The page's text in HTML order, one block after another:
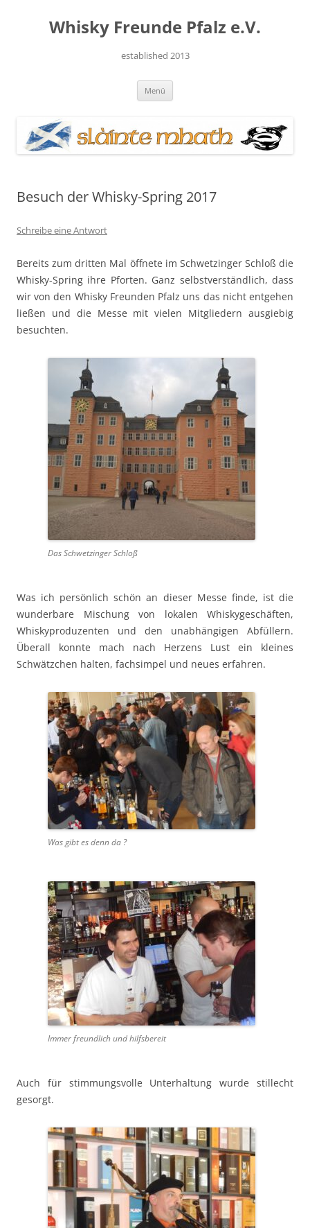
springenWhisky Freunde Pfalz e.V.
established 2013
Menü
Besuch der Whisky-Spring 2017
Schreibe eine Antwort
Bere­its zum drit­ten Mal öffnete im Schwet­zinger Schloß die
Whisky-Spring ihre Pforten. Ganz selb­stver­ständlich, dass
wir von den Whisky Fre­un­den Pfalz uns das nicht ent­ge­hen
ließen und die Messe mit vie­len Mit­gliedern aus­giebig
besuchten.
Das Schwet­zinger Schloß
Was ich per­sön­lich schön an dieser Messe finde, ist die
wun­der­bare Mis­chung von lokalen Whiskygeschäften,
Whiskypro­duzen­ten und den unab­hängi­gen Abfüllern.
Über­all kon­nte mach nach Herzens Lust ein kleines
Schwätzchen hal­ten, fach­sim­pel und neues erfahren.
Was gibt es denn da ?
Immer fre­undlich und hilfsbereit
Auch für stim­mungsvolle Unter­hal­tung wurde stil­lecht
gesorgt.